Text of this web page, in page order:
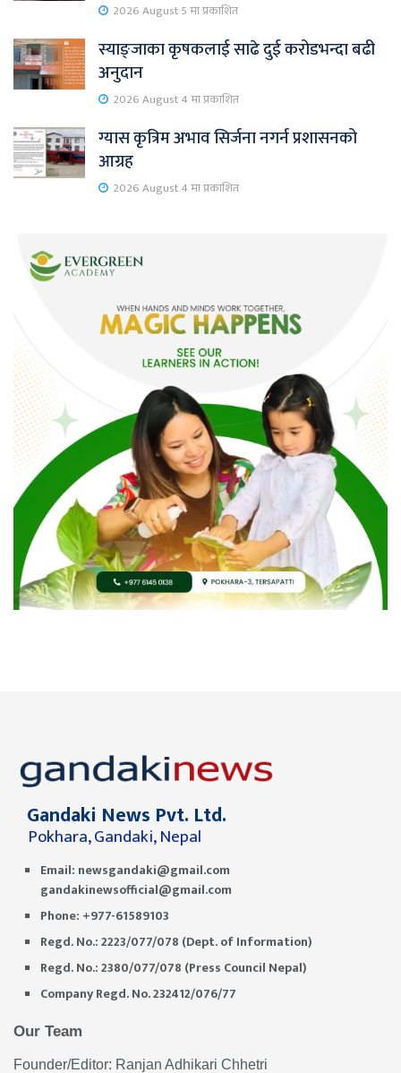
2026 August 5 मा प्रकाशित
स्याङ्जाका कृषकलाई साढे दुई करोडभन्दा बढी
अनुदान
2026 August 4 मा प्रकाशित
ग्यास कृत्रिम अभाव सिर्जना नगर्न प्रशासनको
आग्रह
2026 August 4 मा प्रकाशित
Gandaki News Pvt. Ltd.
Pokhara, Gandaki, Nepal
Email: newsgandaki@gmail.com
gandakinewsofficial@gmail.com
Phone: +977-61589103
Regd. No.: 2223/077/078 (Dept. of Information)
Regd. No.: 2380/077/078 (Press Council Nepal)
Company Regd. No. 232412/076/77
Our Team
Founder/Editor: Ranjan Adhikari Chhetri